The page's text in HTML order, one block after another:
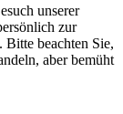
unserer
zur
Bitte beachten Sie,
aber bemüht